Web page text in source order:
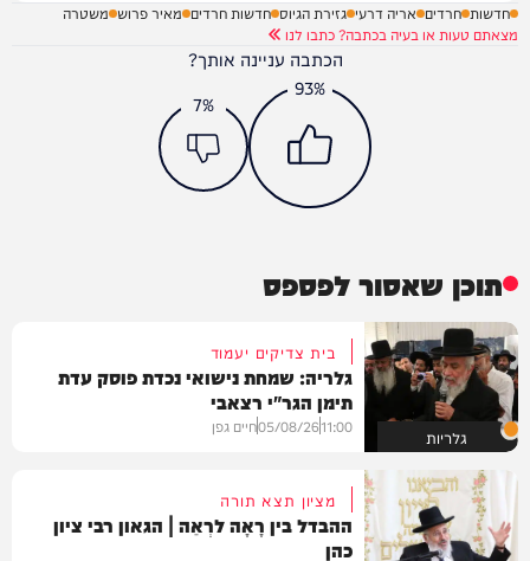
חדשות חרדים אריה דרעי גזירת הגיוס חדשות חרדים מאיר פרוש משטרה
מצאתם טעות או בעיה בכתבה? כתבו לנו
הכתבה עניינה אותך?
93%
7%
תוכן שאסור לפספס
גלריות
בית צדיקים יעמוד
גלריה: שמחת נישואי נכדת פוסק עדת
תימן הגר"י רצאבי
11:00
05/08/26חיים גפן
מציון תצא תורה
ההבדל בין רָאָה לרְאֵה | הגאון רבי ציון
כהן